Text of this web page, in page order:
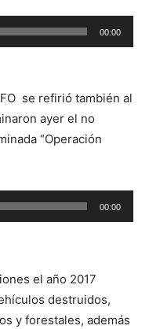
00:00
se refirió también al
ayer el no
“Operación
00:00
el año 2017
destruidos,
y forestales, además